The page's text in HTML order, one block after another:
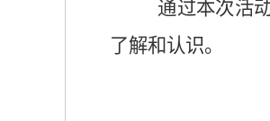
通过本次活
了解和认识。